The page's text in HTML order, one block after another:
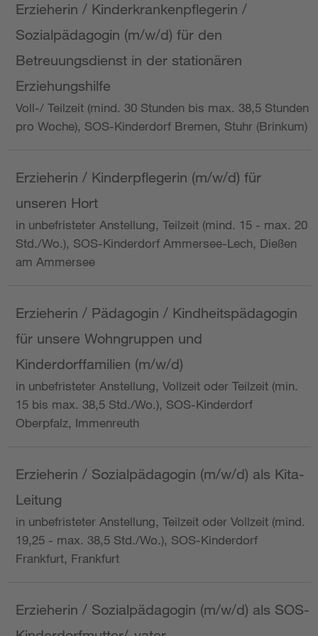
Erzieherin / Kinderkrankenpflegerin /
Sozialpädagogin (m/w/d) für den
Betreuungsdienst in der stationären
Erziehungshilfe
Voll-/ Teilzeit (mind. 30 Stunden bis max. 38,5 Stunden
pro Woche), SOS-Kinderdorf Bremen, Stuhr (Brinkum)
Erzieherin / Kinderpflegerin (m/w/d) für
unseren Hort
in unbefristeter Anstellung, Teilzeit (mind. 15 - max. 20
Std./Wo.), SOS-Kinderdorf Ammersee-Lech, Dießen
am Ammersee
Erzieherin / Pädagogin / Kindheitspädagogin
für unsere Wohngruppen und
Kinderdorffamilien (m/w/d)
in unbefristeter Anstellung, Vollzeit oder Teilzeit (min.
15 bis max. 38,5 Std./Wo.), SOS-Kinderdorf
Oberpfalz, Immenreuth
Erzieherin / Sozialpädagogin (m/w/d) als Kita-
Leitung
in unbefristeter Anstellung, Teilzeit oder Vollzeit (mind.
19,25 - max. 38,5 Std./Wo.), SOS-Kinderdorf
Frankfurt, Frankfurt
Erzieherin / Sozialpädagogin (m/w/d) als SOS-